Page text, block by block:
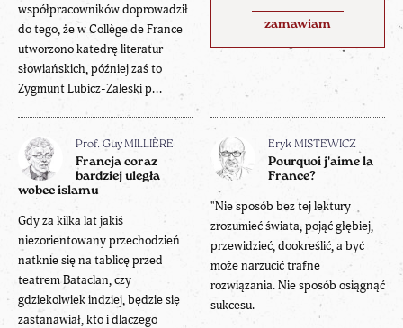
zamawiam
współpracowników doprowadził
do tego, że w Collège de France
utworzono katedrę literatur
słowiańskich, później zaś to
Zygmunt Lubicz-Zaleski p...
Prof. Guy MILLIÈRE
Francja coraz
bardziej uległa
wobec islamu
Gdy za kilka lat jakiś
niezorientowany przechodzień
natknie się na tablicę przed
teatrem Bataclan, czy
gdziekolwiek indziej, będzie się
zastanawiał, kto i dlaczego
Eryk MISTEWICZ
Pourquoi j'aime la
France?
"Nie sposób bez tej lektury
zrozumieć świata, pojąć głębiej,
przewidzieć, dookreślić, a być
może narzucić trafne
rozwiązania. Nie sposób osiągnąć
sukcesu.